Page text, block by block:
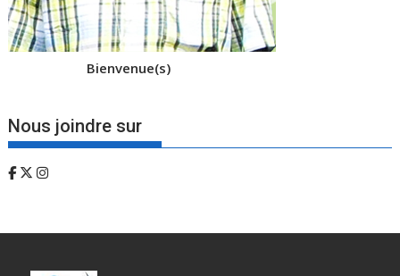
Bienvenue(s)
Nous joindre sur